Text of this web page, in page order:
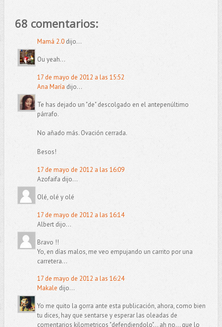
68 comentarios:
Mamá 2.0dijo...
Ou yeah...
17 de mayo de 2012 a las 15:52
Ana María dijo...
Te has dejado un "de" descolgado en el antepenúltimo
párrafo.
No añado más. Ovación cerrada.
Besos!
17 de mayo de 2012 a las 16:09
Azofaifa dijo...
Olé, olé y olé
17 de mayo de 2012 a las 16:14
Albert dijo...
Bravo !!
Yo, en días malos, me veo empujando un carrito por una
carretera...
17 de mayo de 2012 a las 16:24
Makale dijo...
Yo me quito la gorra ante esta publicación, ahora, como bien
tu dices, hay que sentarse y esperar las oleadas de
comentarios kilometricos "defendiendolo"... ah no... que lo